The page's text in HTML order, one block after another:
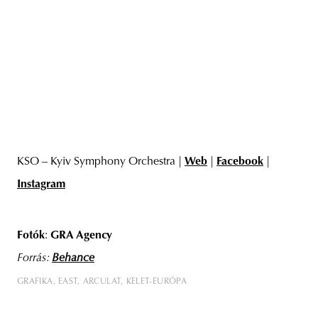
KSO – Kyiv Symphony Orchestra | Web Facebook
Instagram
Fotók: GRA Agency
Forrás: Behance
GRAFIKA EAST ARCULAT KELET-EURÓPA